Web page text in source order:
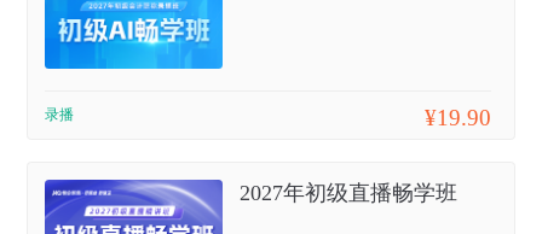
录播 ¥19.90
2027年初级直播畅学班